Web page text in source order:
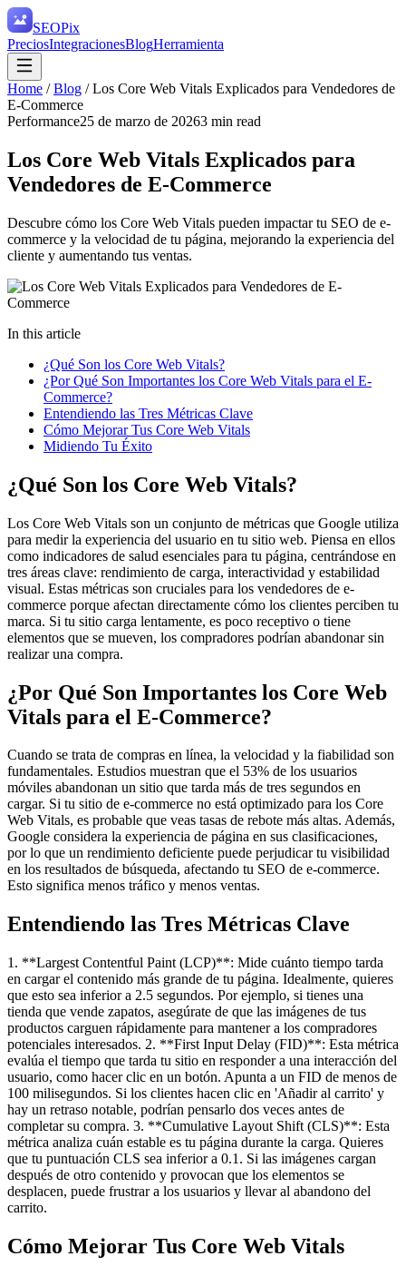
SEOPix
PreciosIntegracionesBlogHerramienta
Home /Blog /Los Core Web Vitals Explicados para Vendedores de
E-Commerce
Performance25 de marzo de 20263 min read
Los Core Web Vitals Explicados para
Vendedores de E-Commerce
Descubre cómo los Core Web Vitals pueden impactar tu SEO de e-
commerce y la velocidad de tu página, mejorando la experiencia del
cliente y aumentando tus ventas.
In this article
¿Qué Son los Core Web Vitals?
¿Por Qué Son Importantes los Core Web Vitals para el E-
Commerce?
Entendiendo las Tres Métricas Clave
Cómo Mejorar Tus Core Web Vitals
Midiendo Tu Éxito
¿Qué Son los Core Web Vitals?
Los Core Web Vitals son un conjunto de métricas que Google utiliza
para medir la experiencia del usuario en tu sitio web. Piensa en ellos
como indicadores de salud esenciales para tu página, centrándose en
tres áreas clave: rendimiento de carga, interactividad y estabilidad
visual. Estas métricas son cruciales para los vendedores de e-
commerce porque afectan directamente cómo los clientes perciben tu
marca. Si tu sitio carga lentamente, es poco receptivo o tiene
elementos que se mueven, los compradores podrían abandonar sin
realizar una compra.
¿Por Qué Son Importantes los Core Web
Vitals para el E-Commerce?
Cuando se trata de compras en línea, la velocidad y la fiabilidad son
fundamentales. Estudios muestran que el 53% de los usuarios
móviles abandonan un sitio que tarda más de tres segundos en
cargar. Si tu sitio de e-commerce no está optimizado para los Core
Web Vitals, es probable que veas tasas de rebote más altas. Además,
Google considera la experiencia de página en sus clasificaciones,
por lo que un rendimiento deficiente puede perjudicar tu visibilidad
en los resultados de búsqueda, afectando tu SEO de e-commerce.
Esto significa menos tráfico y menos ventas.
Entendiendo las Tres Métricas Clave
1. **Largest Contentful Paint (LCP)**: Mide cuánto tiempo tarda
en cargar el contenido más grande de tu página. Idealmente, quieres
que esto sea inferior a 2.5 segundos. Por ejemplo, si tienes una
tienda que vende zapatos, asegúrate de que las imágenes de tus
productos carguen rápidamente para mantener a los compradores
potenciales interesados. 2. **First Input Delay (FID)**: Esta métrica
evalúa el tiempo que tarda tu sitio en responder a una interacción del
usuario, como hacer clic en un botón. Apunta a un FID de menos de
100 milisegundos. Si los clientes hacen clic en 'Añadir al carrito' y
hay un retraso notable, podrían pensarlo dos veces antes de
completar su compra. 3. **Cumulative Layout Shift (CLS)**: Esta
métrica analiza cuán estable es tu página durante la carga. Quieres
que tu puntuación CLS sea inferior a 0.1. Si las imágenes cargan
después de otro contenido y provocan que los elementos se
desplacen, puede frustrar a los usuarios y llevar al abandono del
carrito.
Cómo Mejorar Tus Core Web Vitals